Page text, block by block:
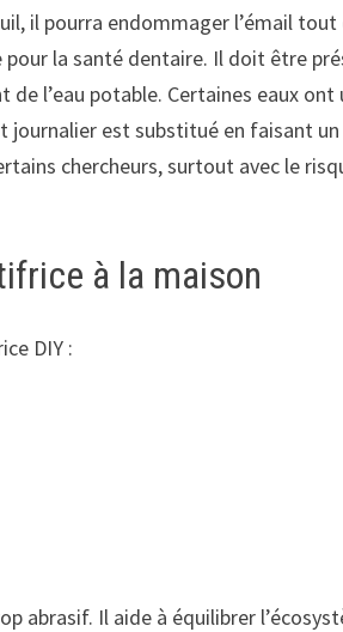
il pourra endommager l’émail
la santé dentaire. Il doit être
l’eau potable. Certaines eaux
est substitué en faisant
chercheurs, surtout avec le
à la maison
DIY :
abrasif. Il aide à équilibrer